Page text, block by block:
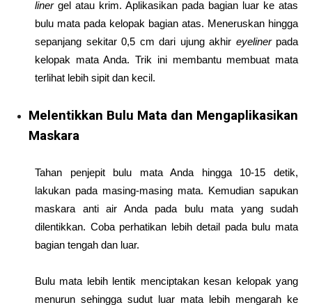
liner gel atau krim. Aplikasikan pada bagian luar ke atas
bulu mata pada kelopak bagian atas. Meneruskan hingga
sepanjang sekitar 0,5 cm dari ujung akhir eyeliner pada
kelopak mata Anda. Trik ini membantu membuat mata
terlihat lebih sipit dan kecil.
Melentikkan Bulu Mata dan Mengaplikasikan
Maskara
Tahan penjepit bulu mata Anda hingga 10-15 detik,
lakukan pada masing-masing mata. Kemudian sapukan
maskara anti air Anda pada bulu mata yang sudah
dilentikkan. Coba perhatikan lebih detail pada bulu mata
bagian tengah dan luar.
Bulu mata lebih lentik menciptakan kesan kelopak yang
menurun sehingga sudut luar mata lebih mengarah ke